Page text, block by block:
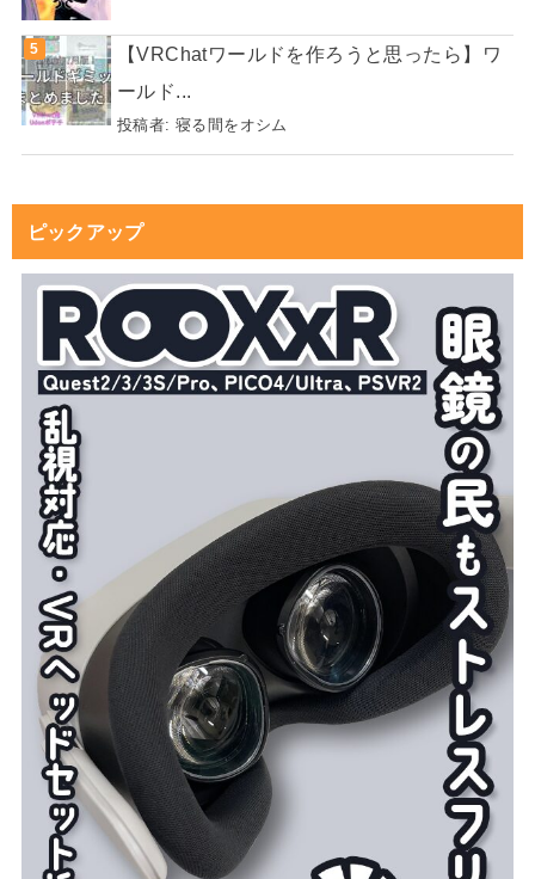
【VRChatワールドを作ろうと思ったら】ワ
ールド...
投稿者: 寝る間をオシム
ピックアップ